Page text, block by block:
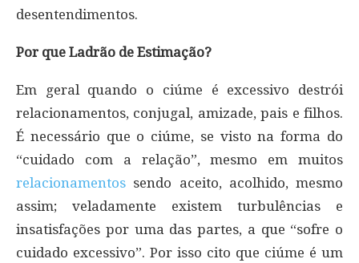
desentendimentos.
Por que Ladrão de Estimação?
Em geral quando o ciúme é excessivo destrói
relacionamentos, conjugal, amizade, pais e filhos.
É necessário que o ciúme, se visto na forma do
“cuidado com a relação”, mesmo em muitos
relacionamentos sendo aceito, acolhido, mesmo
assim; veladamente existem turbulências e
insatisfações por uma das partes, a que “sofre o
cuidado excessivo”. Por isso cito que ciúme é um